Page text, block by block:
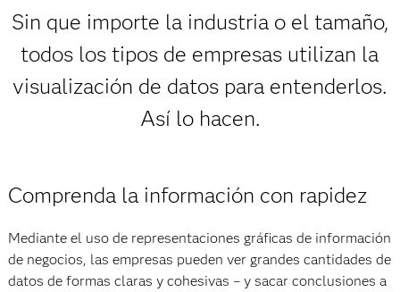
Sin que importe la industria o el tamaño,
todos los tipos de empresas utilizan la
visualización de datos para entenderlos.
Así lo hacen.
Comprenda la información con rapidez
Mediante el uso de representaciones gráficas de información
de negocios, las empresas pueden ver grandes cantidades de
datos de formas claras y cohesivas – y sacar conclusiones a